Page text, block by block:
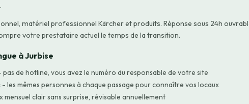
matériel professionnel Kärcher et produits. Réponse sous 24h
votre prestataire actuel le temps de la transition.
à Jurbise
pas de hotline, vous avez le numéro du responsable de votre site
- les mêmes personnes à chaque passage pour connaître vos locaux
mensuel clair sans surprise, révisable annuellement